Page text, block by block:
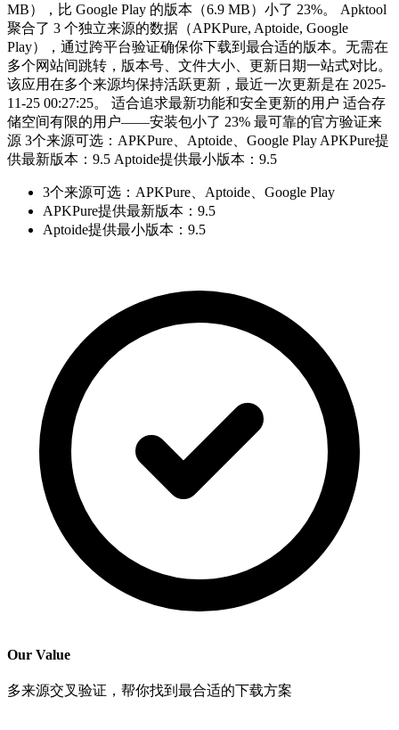
MB），比 Google Play 的版本（6.9 MB）小了 23%。 Apktool
聚合了 3 个独立来源的数据（APKPure, Aptoide, Google
Play），通过跨平台验证确保你下载到最合适的版本。无需在
多个网站间跳转，版本号、文件大小、更新日期一站式对比。
该应用在多个来源均保持活跃更新，最近一次更新是在 2025-
11-25 00:27:25。 适合追求最新功能和安全更新的用户 适合存
储空间有限的用户——安装包小了 23% 最可靠的官方验证来
源 3个来源可选：APKPure、Aptoide、Google Play APKPure提
供最新版本：9.5 Aptoide提供最小版本：9.5
3个来源可选：APKPure、Aptoide、Google Play
APKPure提供最新版本：9.5
Aptoide提供最小版本：9.5
Our Value
多来源交叉验证，帮你找到最合适的下载方案